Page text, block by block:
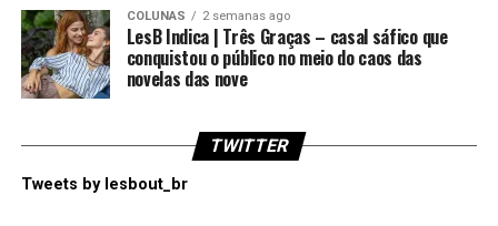
COLUNAS 2 semanas ago
LesB Indica | Três Graças – casal sáfico que
conquistou o público no meio do caos das
novelas das nove
TWITTER
Tweets by lesbout_br